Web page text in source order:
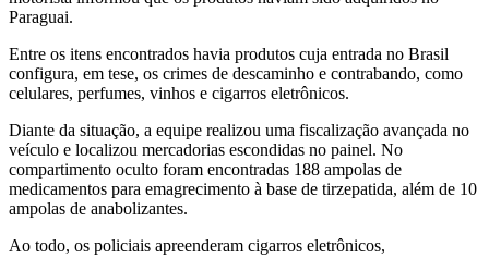
Paraguai.
Entre os itens encontrados havia produtos cuja entrada no Brasil
configura, em tese, os crimes de descaminho e contrabando, como
celulares, perfumes, vinhos e cigarros eletrônicos.
Diante da situação, a equipe realizou uma fiscalização avançada no
veículo e localizou mercadorias escondidas no painel. No
compartimento oculto foram encontradas 188 ampolas de
medicamentos para emagrecimento à base de tirzepatida, além de 10
ampolas de anabolizantes.
Ao todo, os policiais apreenderam cigarros eletrônicos,